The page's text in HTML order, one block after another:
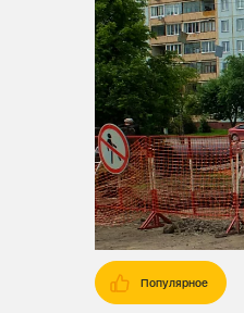
Популярное